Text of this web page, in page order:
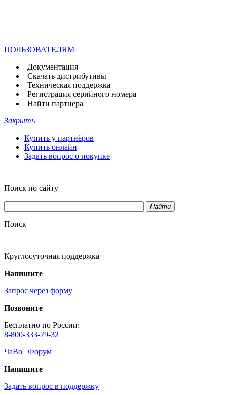
ПОЛЬЗОВАТЕЛЯМ
Документация
Скачать дистрибутивы
Техническая поддержка
Регистрация серийного номера
Найти партнера
Закрыть
Купить у партнёров
Купить онлайн
Задать вопрос о покупке
Поиск по сайту
Найти
Поиск
Круглосуточная поддержка
Напишите
Запрос через форму
Позвоните
Бесплатно по России:
8-800-333-79-32
ЧаВо | Форум
Напишите
Задать вопрос в поддержку